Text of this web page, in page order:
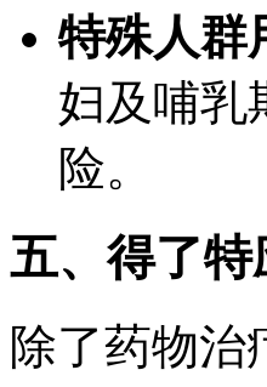
特殊人群
妇及哺乳
险。
五、得了
除了药物治